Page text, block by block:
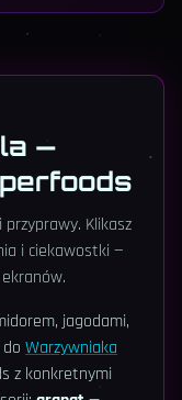
—
Klikasz
i ciekawostki —
jagodami,
Warzywniaka
z konkretnymi